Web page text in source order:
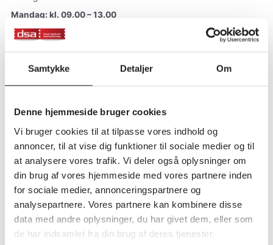
Samtykke Detaljer Om
Denne hjemmeside bruger cookies
Vi bruger cookies til at tilpasse vores indhold og
annoncer, til at vise dig funktioner til sociale medier og til
at analysere vores trafik. Vi deler også oplysninger om
din brug af vores hjemmeside med vores partnere inden
for sociale medier, annonceringspartnere og
analysepartnere. Vores partnere kan kombinere disse
data med andre oplysninger, du har givet dem, eller som
de har indsamlet fra din brug af deres tjenester.
Mandag: kl. 09.00 – 13.00
Onsdag: Lukket
Torsdag: kl. 09.00 – 13.00
Fredag: kl. 09.00 – 12.00
Generalforsamling i Dyrup-Sanderum Antenneforening
Onsdag den 21. januar 2026 kl. 19.30
Hotel Scandic Odense
Hvidkærvej 25, 5250 Odense SV
Vi opfordrer til, at du møder i god tid.
Husk legimitationmed navn og fuldstændig adresse for
registrering ved indgangen.
Bemærk, der kræves ikke tilmelding.
Dagsorden for generalforsamling finder du her
Generalforsamlingen blev annoncereti Dalum Hjallese
Ugeavis fredag tirsdag den 31.12.2025
Annoncen kan ses her